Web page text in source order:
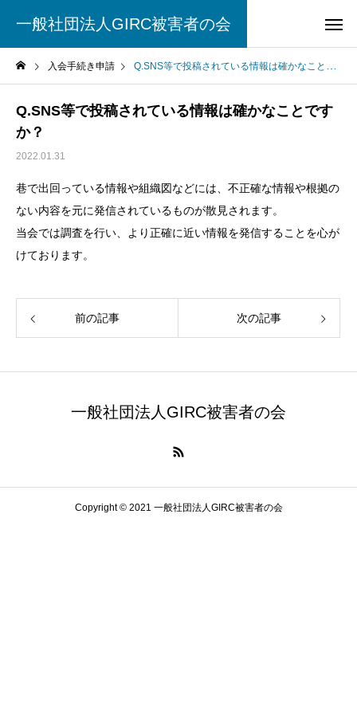
一般社団法人GIRC被害者の会
入会手続き申請 Q.SNS等で投稿されている情報は確かなことですか？
Q.SNS等で投稿されている情報は確かなことです
か？
2022.01.31
巷で出回っている情報や組織図などには、不正確な情報や根拠の
ない内容を元に発信されているものが散見されます。
当会では調査を行い、より正確に近い情報を発信することを心が
けております。
前の記事 次の記事
一般社団法人GIRC被害者の会
Copyright © 2021 一般社団法人GIRC被害者の会